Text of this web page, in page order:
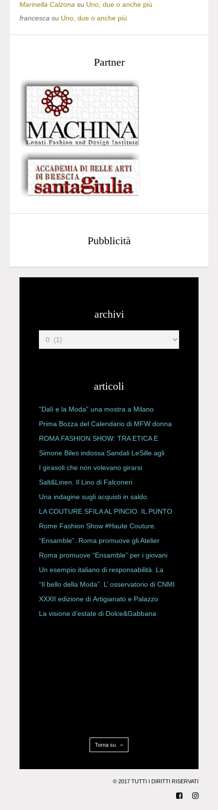
Marinella Calzona su Uno, due o anche più
francesca su Uno, due o anche più
Partner
Pubblicità
archivi
articoli
“Dalì e la Moda” una mostra a Milano
Prima Bozza del Calendario di MFW donna
P/E 2027
ROMA FASHION SHOW: TRA ETICA E
HAUTE COUTURE
Simone Biles indossa Sandali LeSille agli
ESPY Awards 2026
I girasoli che non volevano girarsi
Salt&Linen. Il Lino di Falconeri
Una indagine sugli acquisti in saldo.
LA COUTURE SFILA AL PINCIO. IL PUNTO
CON ALESSANDRO ONORATO E
ROBERTA ANGELILLI
Rome Fashion Show #Haute Couture.
“Ensamble”. Roma promuove gli Atelier
Storici
Roma promuove “Ensamble” per i giovani
Un esempio italiano di responsabilità. La
Rete Slow Fiber
“Il bello della Moda”. L’ osservatorio di CNMI
XXXII edizione di Artigianato e Palazzo
La visione d’estate di Dolce&Gabbana
Torna su
© 2017 TUTTI I DIRITTI RISERVATI